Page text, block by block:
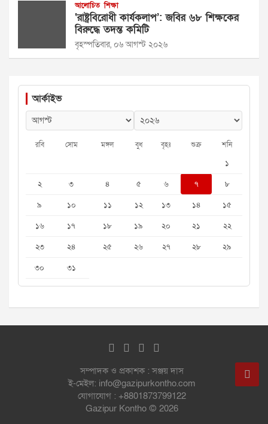
আলোচিত শিক্ষা
‘রাষ্ট্রবিরোধী কার্যকলাপ’: জবির ৬৮ শিক্ষকের
বিরুদ্ধে তদন্ত কমিটি
বৃহস্পতিবার, ০৬ আগস্ট ২০২৬
আর্কাইভ
রবি সোম মঙ্গল বুধ বৃহঃ শুক্র শনি
১
২
৩ ৪ ৫ ৬ ৭
৮
৯
১০ ১১ ১২ ১৩ ১৪
১৫
১৬
১৭ ১৮ ১৯ ২০ ২১
২২
২৩
২৪ ২৫ ২৬ ২৭ ২৮
২৯
৩০
৩১
সম্পাদক ও প্রকাশক : সঞ্জয় দাস
ই-মেইল: info@gazipurkontho.com
যোগাযোগ : +8801873799122
Gazipur Kontho © 2026